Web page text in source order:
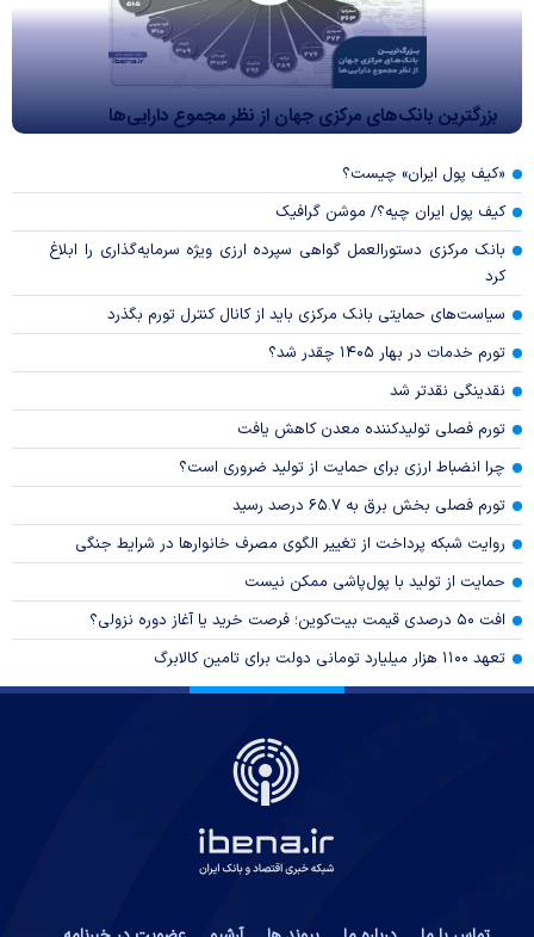
بزرگترین بانک‌های مرکزی جهان از نظر مجموع دارایی‌ها
«کیف پول ایران» چیست؟
کیف پول ایران چیه؟/ موشن گرافیک
بانک مرکزی دستورالعمل گواهی سپرده ارزی ویژه سرمایه‌گذاری را ابلاغ
کرد
سیاست‌های حمایتی بانک مرکزی باید از کانال کنترل تورم بگذرد
تورم خدمات در بهار ۱۴۰۵ چقدر شد؟
نقدینگی نقدتر شد
تورم فصلی تولیدکننده معدن کاهش یافت
چرا انضباط ارزی برای حمایت از تولید ضروری است؟
تورم فصلی بخش برق به ۶۵.۷ درصد رسید
روایت شبکه پرداخت از تغییر الگوی مصرف خانوار‌ها در شرایط جنگی
حمایت از تولید با پول‌پاشی ممکن نیست
افت ۵۰ درصدی قیمت بیت‌کوین؛ فرصت خرید یا آغاز دوره نزولی؟
تعهد ۱۱۰۰ هزار میلیارد تومانی دولت برای تامین کالابرگ